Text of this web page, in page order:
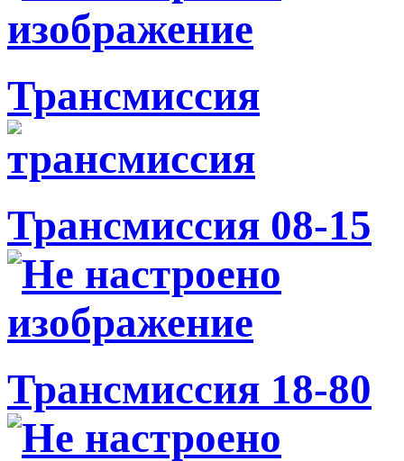
Трансмиссия
Трансмиссия 08-15
Трансмиссия 18-80